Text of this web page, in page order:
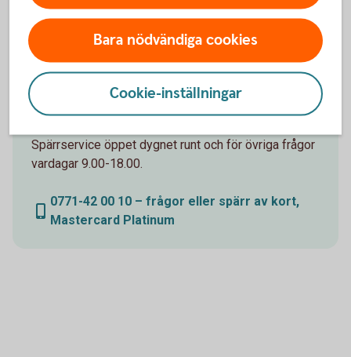
Mastercard Guld
Kontakt Mastercard Platinum
Frågor om försäkring, spärra kortet? Ett nummer för
Spärrservice öppet dygnet runt och för övriga frågor
vardagar 9.00-18.00.
0771-42 00 10 – frågor eller spärr av kort,
Mastercard Platinum
Bara nödvändiga cookies
Cookie-inställningar